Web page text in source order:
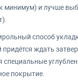
минимум) и лучше
способ
придётся ждать
специальные
покрытие.